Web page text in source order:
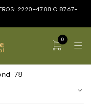
2220-4708 O 8767-
0
78